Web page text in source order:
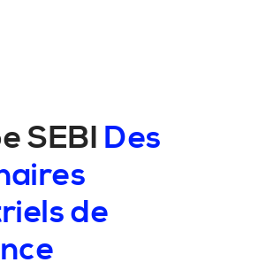
SEBI Des
de